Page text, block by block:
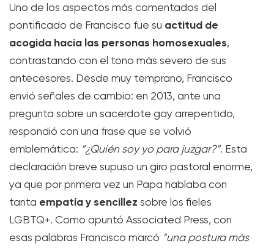
Uno de los aspectos más comentados del
pontificado de Francisco fue su actitud de
acogida hacia las personas homosexuales,
contrastando con el tono más severo de sus
antecesores. Desde muy temprano, Francisco
envió señales de cambio: en 2013, ante una
pregunta sobre un sacerdote gay arrepentido,
respondió con una frase que se volvió
emblemática: “¿Quién soy yo para juzgar?”. Esta
declaración breve supuso un giro pastoral enorme,
ya que por primera vez un Papa hablaba con
tanta empatía y sencillez sobre los fieles
LGBTQ+. Como apuntó Associated Press, con
esas palabras Francisco marcó “una postura más